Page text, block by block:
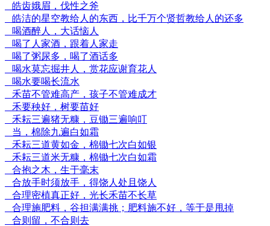
皓齿娥眉，伐性之斧
皓洁的星空教给人的东西，比千万个贤哲教给人的还多
喝酒醉人，大话恼人
喝了人家酒，跟着人家走
喝了粥尿多，喝了酒话多
喝水莫忘掘井人，赏花应谢育花人
喝水要喝长流水
禾苗不管难高产，孩子不管难成才
禾要秧好，树要苗好
禾耘三遍猪无糠，豆锄三遍响叮
当，棉除九遍白如霜
禾耘三道黄如金，棉锄七次白如银
禾耘三道米无糠，棉锄七次白如霜
合抱之木，生于毫末
合放手时须放手，得饶人处且饶人
合理密植真正好，光长禾苗不长草
合理施肥料，谷担满满挑；肥料施不好，等于是甩掉
合则留，不合则去